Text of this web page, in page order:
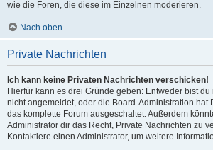
wie die Foren, die diese im Einzelnen moderieren.
Nach oben
Private Nachrichten
Ich kann keine Privaten Nachrichten verschicken!
Hierfür kann es drei Gründe geben: Entweder bist
nicht angemeldet, oder die Board-Administration hat
das komplette Forum ausgeschaltet. Außerdem
Administrator dir das Recht, Private Nachrichten zu
Kontaktiere einen Administrator, um weitere